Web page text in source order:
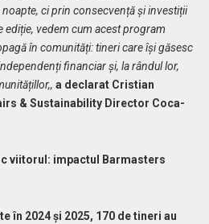
ci prin consecvență și investiții
ediție, vedem cum acest program
în comunități: tineri care își găsesc
financiar și, la rândul lor,
a declarat Cristian
& Sustainability Director Coca-
viitorul: impactul Barmasters
în 2024 și 2025, 170 de tineri au